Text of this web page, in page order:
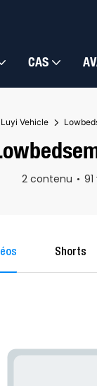
CAS
Luyi Vehicle
2 contenu
Shorts